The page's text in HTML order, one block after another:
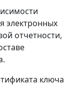
электронных
отчетности,
ключа